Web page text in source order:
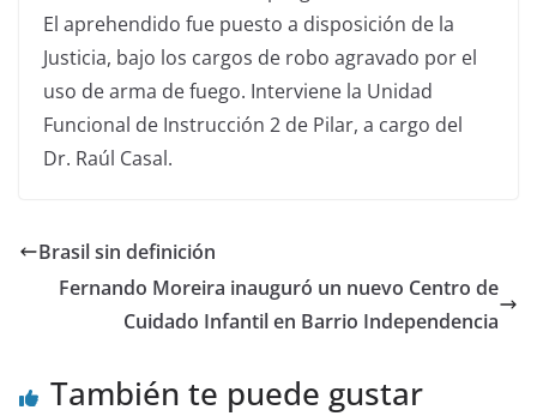
El aprehendido fue puesto a disposición de la
Justicia, bajo los cargos de robo agravado por el
uso de arma de fuego. Interviene la Unidad
Funcional de Instrucción 2 de Pilar, a cargo del
Dr. Raúl Casal.
Brasil sin definición
Fernando Moreira inauguró un nuevo Centro de
Cuidado Infantil en Barrio Independencia
También te puede gustar